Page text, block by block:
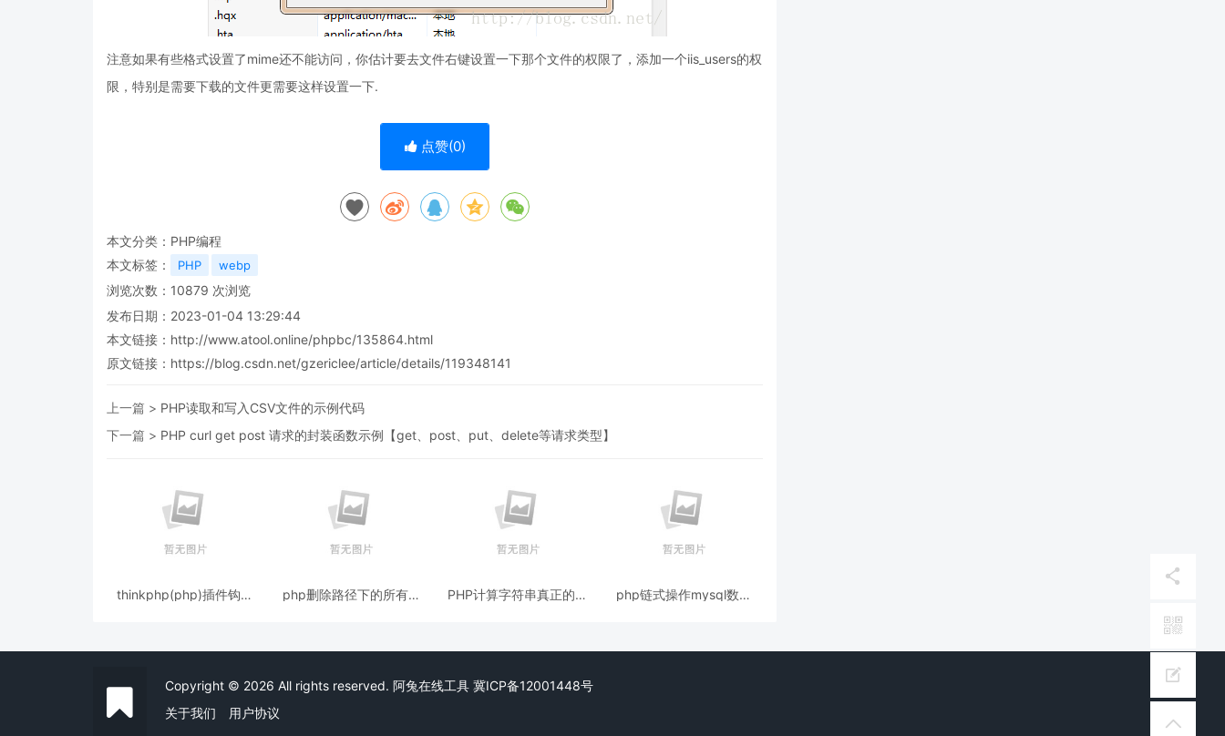
注意如果有些格式设置了mime还不能访问，你估计要去文件右键设置一下那个文件的权限了，添加一个iis_users的权
限，特别是需要下载的文件更需要这样设置一下.
点赞(0)
本文分类： PHP编程
本文标签：
PHP webp
浏览次数： 10879 次浏览
发布日期：2023-01-04 13:29:44
本文链接： http://www.atool.online/phpbc/135864.html
原文链接：https://blog.csdn.net/gzericlee/article/details/119348141
上一篇 > PHP读取和写入CSV文件的示例代码
下一篇 > PHP curl get post 请求的封装函数示例【get、post、put、delete等请求类型】
thinkphp(php)插件钩子
php删除路径下的所有文
PHP计算字符串真正的宽
php链式操作mysql数据
Copyright © 2026 All rights reserved. 阿兔在线工具 冀ICP备12001448号
关于我们
用户协议